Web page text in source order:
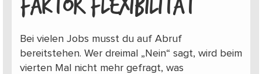
FAKTOR FLEXIBILITÄT
Bei vielen Jobs musst du auf Abruf
bereitstehen. Wer dreimal „Nein“ sagt, wird beim
vierten Mal nicht mehr gefragt, was